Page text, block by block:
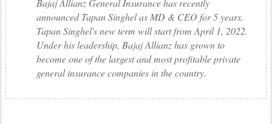
announced Tapan Singhel as MD & CEO for 5 years.
Tapan Singhel's new term will start from April 1, 2022.
Under his leadership, Bajaj Allianz has grown to
become one of the largest and most profitable private
general insurance companies in the country.